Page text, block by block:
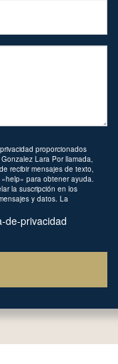
proporcionados
Lara Por llamada,
recibir mensajes de texto,
para obtener ayuda.
la suscripción en los
y datos. La
de-privacidad